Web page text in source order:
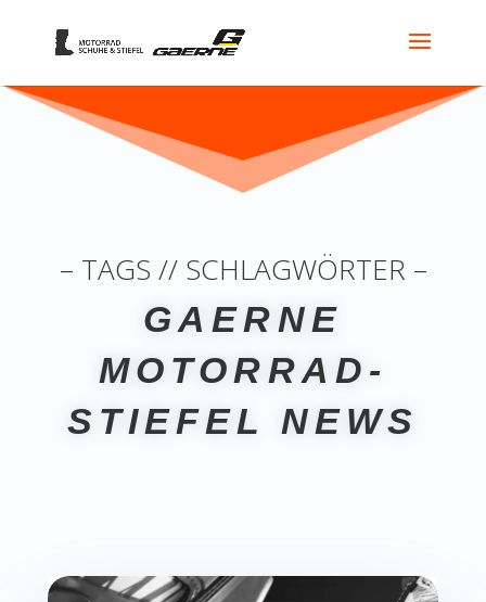
– TAGS // SCHLAGWÖRTER –
GAERNE
MOTORRAD-
STIEFEL NEWS